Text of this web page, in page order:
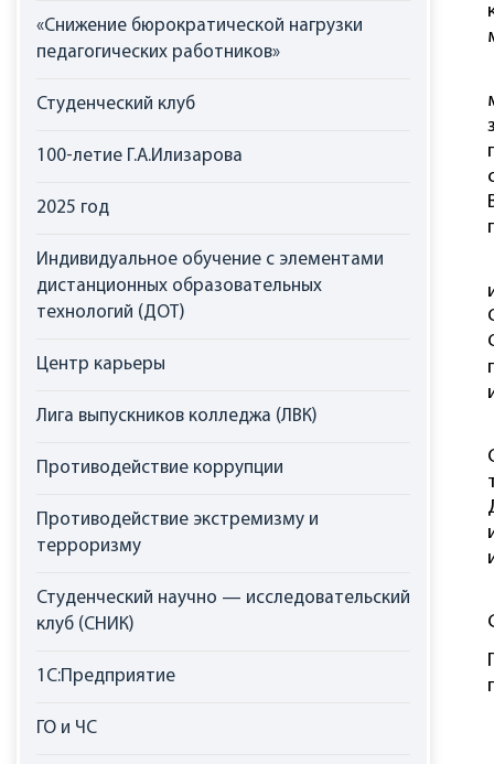
«Снижение бюрократической нагрузки
педагогических работников»
Студенческий клуб
100-летие Г.А.Илизарова
2025 год
Индивидуальное обучение с элементами
дистанционных образовательных
технологий (ДОТ)
Центр карьеры
Лига выпускников колледжа (ЛВК)
Противодействие коррупции
Противодействие экстремизму и
терроризму
Студенческий научно — исследовательский
клуб (СНИК)
1С:Предприятие
ГО и ЧС